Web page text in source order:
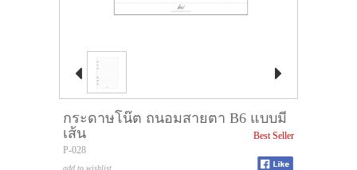
 
กระดาษโน๊ต ถนอมสายตา B6 แบบมี
เส้น
Best Seller
P-028